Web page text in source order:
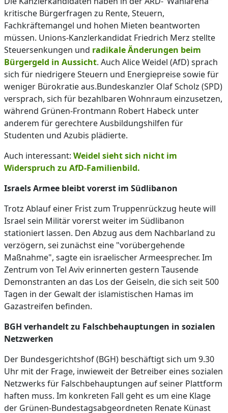
kritische Bürgerfragen zu Rente, Steuern,
Fachkräftemangel und hohen Mieten beantworten
müssen. Unions-Kanzlerkandidat Friedrich Merz stellte
Steuersenkungen und radikale Änderungen beim
Bürgergeld in Aussicht. Auch Alice Weidel (AfD) sprach
sich für niedrigere Steuern und Energiepreise sowie für
weniger Bürokratie aus.Bundeskanzler Olaf Scholz (SPD)
versprach, sich für bezahlbaren Wohnraum einzusetzen,
während Grünen-Frontmann Robert Habeck unter
anderem für gerechtere Ausbildungshilfen für
Studenten und Azubis plädierte.
Auch interessant: Weidel sieht sich nicht im
Widerspruch zu AfD-Familienbild.
Israels Armee bleibt vorerst im Südlibanon
Trotz Ablauf einer Frist zum Truppenrückzug heute will
Israel sein Militär vorerst weiter im Südlibanon
stationiert lassen. Den Abzug aus dem Nachbarland zu
verzögern, sei zunächst eine "vorübergehende
Maßnahme", sagte ein israelischer Armeesprecher. Im
Zentrum von Tel Aviv erinnerten gestern Tausende
Demonstranten an das Los der Geiseln, die sich seit 500
Tagen in der Gewalt der islamistischen Hamas im
Gazastreifen befinden.
BGH verhandelt zu Falschbehauptungen in sozialen
Netzwerken
Der Bundesgerichtshof (BGH) beschäftigt sich um 9.30
Uhr mit der Frage, inwieweit der Betreiber eines sozialen
Netzwerks für Falschbehauptungen auf seiner Plattform
haften muss. Im konkreten Fall geht es um eine Klage
der Grünen-Bundestagsabgeordneten Renate Künast